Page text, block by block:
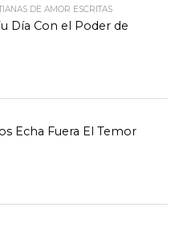
DE AMOR ESCRITAS
Día Con el Poder de
Echa Fuera El Temor